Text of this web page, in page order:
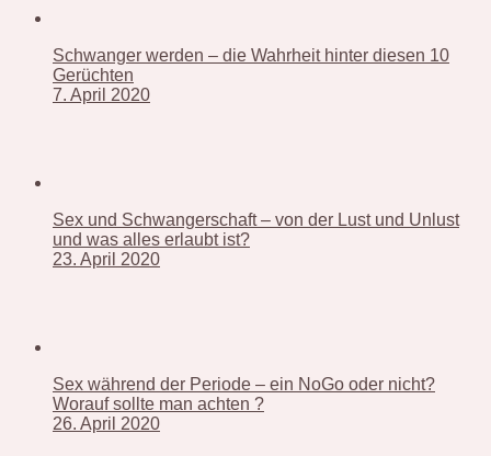
Schwanger werden – die Wahrheit hinter diesen 10
Gerüchten
7. April 2020
Sex und Schwangerschaft – von der Lust und Unlust
und was alles erlaubt ist?
23. April 2020
Sex während der Periode – ein NoGo oder nicht?
Worauf sollte man achten ?
26. April 2020